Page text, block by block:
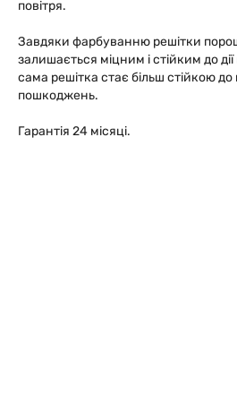
повітря.
Завдяки фарбуванню решітки
залишається міцним і стійким до
сама решітка стає більш стійкою
пошкоджень.
Гарантія 24 місяці.